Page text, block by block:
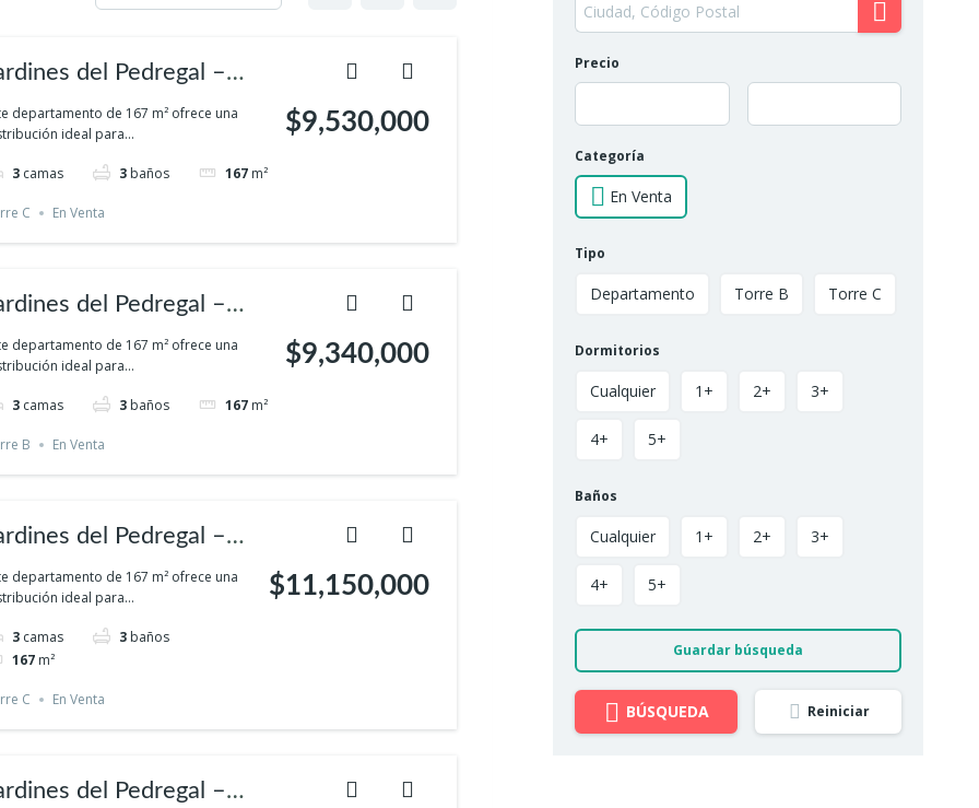
del Pedregal –
familiar en el
con espacios verdes y
departamento de 167 m² ofrece una
ideal para...
3 camas 3 baños 167 m²
$9,530,000
C En Venta
del Pedregal –
familiar en el
con espacios verdes y
departamento de 167 m² ofrece una
ideal para...
3 camas 3 baños 167 m²
$9,340,000
B En Venta
del Pedregal –
familiar en el
con espacios verdes y
departamento de 167 m² ofrece una
ideal para...
3 camas 3 baños
167 m²
$11,150,000
C En Venta
del Pedregal –
Precio
Categoría
En Venta
Tipo
Departamento Torre B Torre C
Dormitorios
Cualquier 1+ 2+ 3+
4+ 5+
Baños
Cualquier 1+ 2+ 3+
4+ 5+
Guardar búsqueda
BÚSQUEDA Reiniciar